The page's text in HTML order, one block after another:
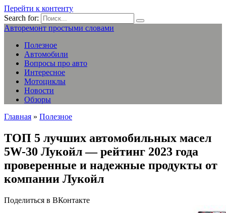
Перейти к контенту
Search for:
Авторемонт простыми словами
Полезное
Автомобили
Вопросы про авто
Интересное
Мотоциклы
Новости
Обзоры
Главная » Полезное
ТОП 5 лучших автомобильных масел
5W-30 Лукойл — рейтинг 2023 года
проверенные и надежные продукты от
компании Лукойл
Поделиться в ВКонтакте